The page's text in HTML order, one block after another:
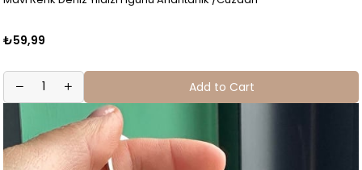
₺59,99
Add to Cart